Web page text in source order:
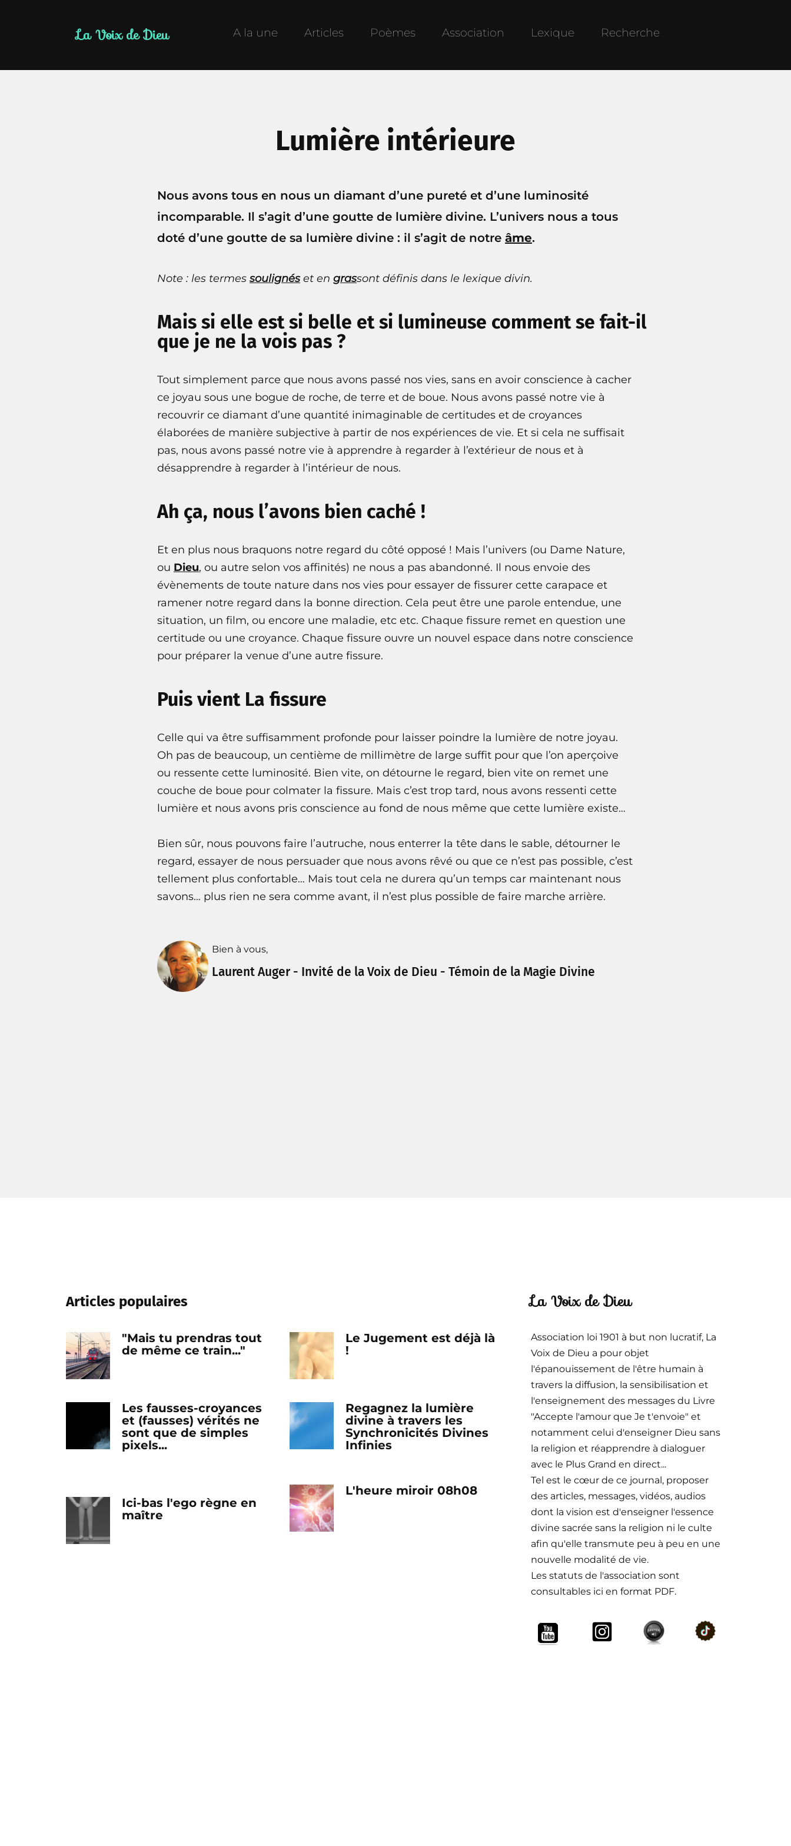
La Voix de Dieu A la une Articles Poèmes Association Lexique Recherche
Lumière intérieure
Nous avons tous en nous un diamant d’une pureté et d’une luminosité
incomparable. Il s’agit d’une goutte de lumière divine. L’univers nous a tous
doté d’une goutte de sa lumière divine : il s’agit de notre âme.
Note : les termes soulignés et en grassont définis dans le lexique divin.
Mais si elle est si belle et si lumineuse comment se fait-il
que je ne la vois pas ?
Tout simplement parce que nous avons passé nos vies, sans en avoir conscience à cacher
ce joyau sous une bogue de roche, de terre et de boue. Nous avons passé notre vie à
recouvrir ce diamant d’une quantité inimaginable de certitudes et de croyances
élaborées de manière subjective à partir de nos expériences de vie. Et si cela ne suffisait
pas, nous avons passé notre vie à apprendre à regarder à l’extérieur de nous et à
désapprendre à regarder à l’intérieur de nous.
Ah ça, nous l’avons bien caché !
Et en plus nous braquons notre regard du côté opposé ! Mais l’univers (ou Dame Nature,
ou Dieu, ou autre selon vos affinités) ne nous a pas abandonné. Il nous envoie des
évènements de toute nature dans nos vies pour essayer de fissurer cette carapace et
ramener notre regard dans la bonne direction. Cela peut être une parole entendue, une
situation, un film, ou encore une maladie, etc etc. Chaque fissure remet en question une
certitude ou une croyance. Chaque fissure ouvre un nouvel espace dans notre conscience
pour préparer la venue d’une autre fissure.
Puis vient La fissure
Celle qui va être suffisamment profonde pour laisser poindre la lumière de notre joyau.
Oh pas de beaucoup, un centième de millimètre de large suffit pour que l’on aperçoive
ou ressente cette luminosité. Bien vite, on détourne le regard, bien vite on remet une
couche de boue pour colmater la fissure. Mais c’est trop tard, nous avons ressenti cette
lumière et nous avons pris conscience au fond de nous même que cette lumière existe…
Bien sûr, nous pouvons faire l’autruche, nous enterrer la tête dans le sable, détourner le
regard, essayer de nous persuader que nous avons rêvé ou que ce n’est pas possible, c’est
tellement plus confortable… Mais tout cela ne durera qu’un temps car maintenant nous
savons… plus rien ne sera comme avant, il n’est plus possible de faire marche arrière.
Bien à vous,
Laurent Auger - Invité de la Voix de Dieu - Témoin de la Magie Divine
Articles populaires
"Mais tu prendras tout
de même ce train..."
Les fausses-croyances
et (fausses) vérités ne
sont que de simples
pixels...
Ici-bas l'ego règne en
maître
Le Jugement est déjà là
!
Regagnez la lumière
divine à travers les
Synchronicités Divines
Infinies
L'heure miroir 08h08
La Voix de Dieu
Association loi 1901 à but non lucratif, La
Voix de Dieu a pour objet
l'épanouissement de l'être humain à
travers la diffusion, la sensibilisation et
l'enseignement des messages du Livre
"Accepte l'amour que Je t'envoie" et
notamment celui d'enseigner Dieu sans
la religion et réapprendre à dialoguer
avec le Plus Grand en direct...
Tel est le cœur de ce journal, proposer
des articles, messages, vidéos, audios
dont la vision est d'enseigner l'essence
divine sacrée sans la religion ni le culte
afin qu'elle transmute peu à peu en une
nouvelle modalité de vie.
Les statuts de l'association sont
consultables ici en format PDF.